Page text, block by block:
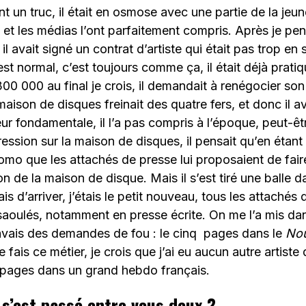
un truc, il était en osmose avec une partie de la
les médias l’ont parfaitement compris. Après je
il avait signé un contrat d’artiste qui était pas trop en
normal, c’est toujours comme ça, il était déjà
000 au final je crois, il demandait à renégocier
de disques freinait des quatre fers, et donc il
fondamentale, il l’a pas compris à l’époque, peut-
sur la maison de disques, il pensait qu’en
que les attachés de presse lui proposaient de
de la maison de disque. Mais il s’est tiré une balle
d’arriver, j’étais le petit nouveau, tous les attachés
notamment en presse écrite. On me l’a mis
des demandes de fou : le cinq pages dans le
fais ce métier, je crois que j’ai eu aucun autre artiste
dans un grand hebdo français.